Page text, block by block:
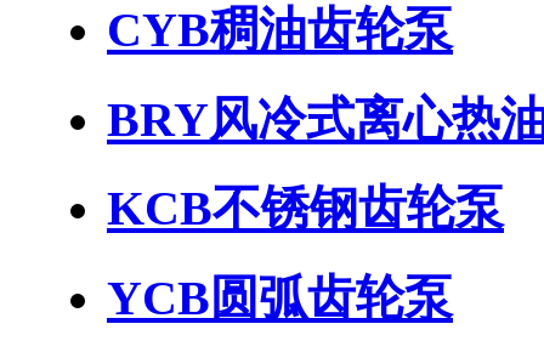
CYB稠油齿轮泵
BRY风冷式离心热
KCB不锈钢齿轮泵
YCB圆弧齿轮泵